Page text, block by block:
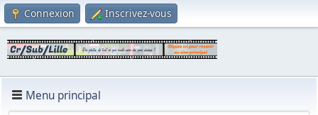
Connexion Inscrivez-vous
Menu principal